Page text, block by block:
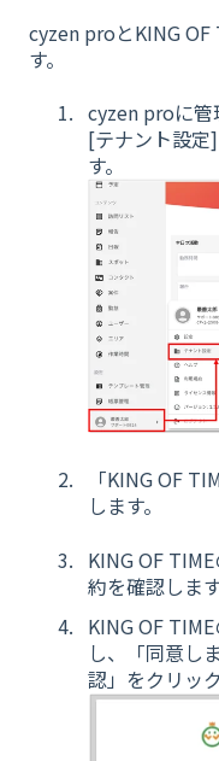
cyzen proとKING OF
す。
cyzen proに
[テナント設定
す。
「KING OF
します。
KING OF
約を確認します
KING OF
し、「同意し
認」をクリッ